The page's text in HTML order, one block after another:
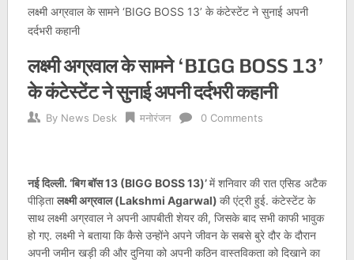
लक्ष्मी अग्रवाल के सामने ‘BIGG BOSS 13’ के कंटेस्टेंट ने सुनाई अपनी
दर्दभरी कहानी
लक्ष्मी अग्रवाल के सामने ‘BIGG BOSS 13’
के कंटेस्टेंट ने सुनाई अपनी दर्दभरी कहानी
By News Desk मनोरंजन 0 Comments
नई दिल्ली. ‘बिग बॉस 13 (BIGG BOSS 13)’में शनिवार की रात एसिड अटैक
पीड़ितालक्ष्मी अग्रवाल (Lakshmi Agarwal) की एंट्री हुई. कंटेस्टेंट के
साथ लक्ष्मी अग्रवाल ने अपनी आपबीती शेयर की, जिसके बाद सभी काफी भावुक
हो गए. लक्ष्मी ने बताया कि कैसे उन्होंने अपने जीवन के सबसे बुरे दौर के दौरान
अपनी जमीन खड़ी की और दुनिया को अपनी कठिन वास्तविकता को दिखाने का